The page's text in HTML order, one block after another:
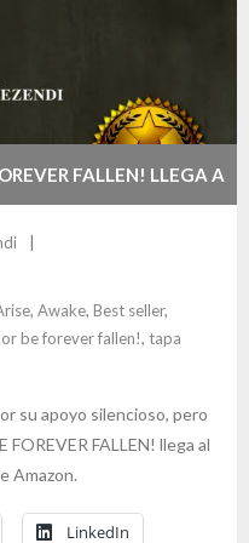
FALLEN! LLEGA A
, Awake, Best seller,
or be forever fallen!, tapa
su apoyo silencioso, pero
FALLEN! llega al
Amazon.
LinkedIn